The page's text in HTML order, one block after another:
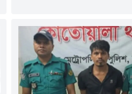
জানায়, গোপন সংবাদের ভিত্তিতে